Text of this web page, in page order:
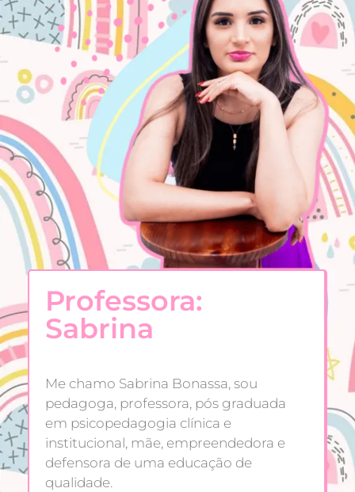
Professora:
Sabrina
Me chamo Sabrina Bonassa, sou
pedagoga, professora, pós graduada
em psicopedagogia clínica e
institucional, mãe, empreendedora e
defensora de uma educação de
qualidade.